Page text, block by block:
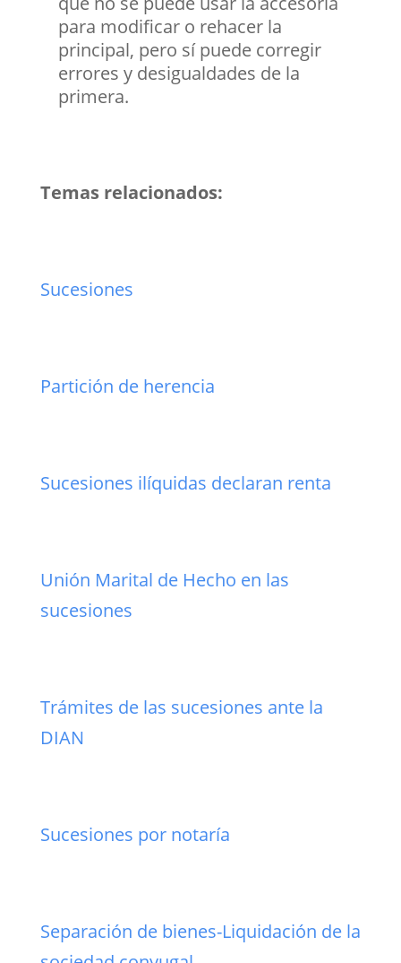
para modificar o rehacer la
principal, pero sí puede corregir
errores y desigualdades de la
primera.
Temas relacionados:
Sucesiones
Partición de herencia
Sucesiones ilíquidas declaran renta
Unión Marital de Hecho en las
sucesiones
Trámites de las sucesiones ante la
DIAN
Sucesiones por notaría
Separación de bienes-Liquidación de la